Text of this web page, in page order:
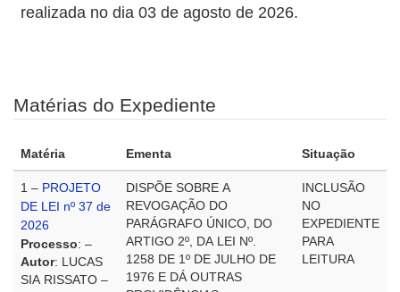
realizada no dia 03 de agosto de 2026.
Matérias do Expediente
Matéria Ementa Situação
1 – PROJETO
DE LEI nº 37 de
2026
Processo: –
Autor: LUCAS
SIA RISSATO –
DISPÕE SOBRE A
REVOGAÇÃO DO
PARÁGRAFO ÚNICO, DO
ARTIGO 2º, DA LEI Nº.
1258 DE 1º DE JULHO DE
1976 E DÁ OUTRAS
INCLUSÃO
NO
EXPEDIENTE
PARA
LEITURA